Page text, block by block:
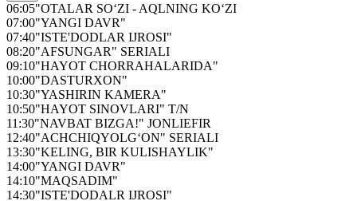
06:05"OTALAR SO‘ZI - AQLNING KO‘ZI
07:00"YANGI DAVR"
07:40"ISTE'DODLAR IJROSI"
08:20"AFSUNGAR" SERIALI
09:10"HAYOT CHORRAHALARIDA"
10:00"DASTURXON"
10:30"YASHIRIN KAMERA"
10:50"HAYOT SINOVLARI" T/N
11:30"NAVBAT BIZGA!" JONLIEFIR
12:40"ACHCHIQYOLG‘ON" SERIALI
13:30"KELING, BIR KULISHAYLIK"
14:00"YANGI DAVR"
14:10"MAQSADIM"
14:30"ISTE'DODALR IJROSI"